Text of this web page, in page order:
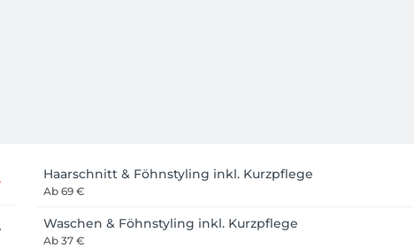
werden fällig.
!
zu heißen!
Haarschnitt & Föhnstyling inkl. Kurzpflege
Ab 69 €
Waschen & Föhnstyling inkl. Kurzpflege
Ab 37 €